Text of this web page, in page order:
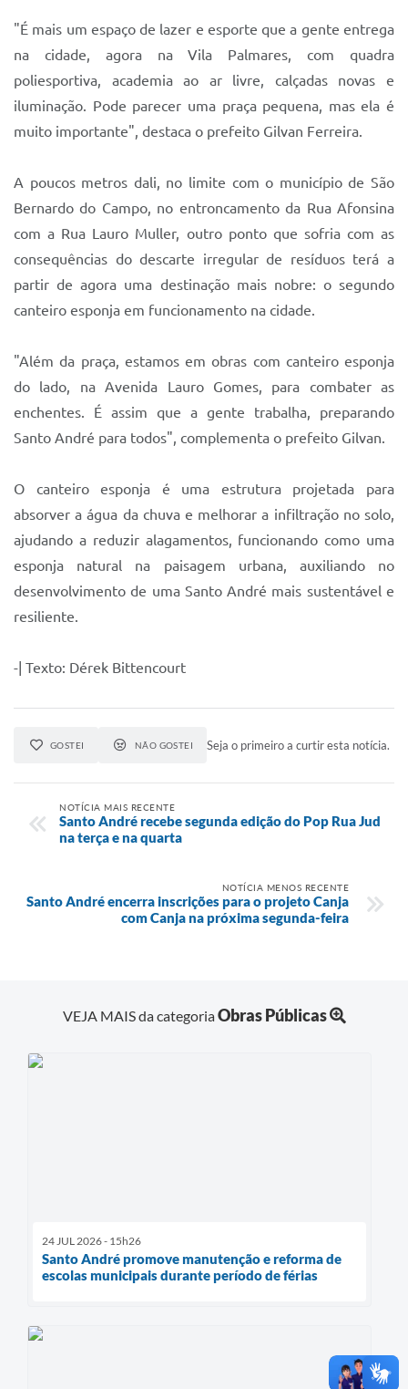
"É mais um espaço de lazer e esporte que a gente entrega
na cidade, agora na Vila Palmares, com quadra
poliesportiva, academia ao ar livre, calçadas novas e
iluminação. Pode parecer uma praça pequena, mas ela é
muito importante", destaca o prefeito Gilvan Ferreira.
A poucos metros dali, no limite com o município de São
Bernardo do Campo, no entroncamento da Rua Afonsina
com a Rua Lauro Muller, outro ponto que sofria com as
consequências do descarte irregular de resíduos terá a
partir de agora uma destinação mais nobre: o segundo
canteiro esponja em funcionamento na cidade.
"Além da praça, estamos em obras com canteiro esponja
do lado, na Avenida Lauro Gomes, para combater as
enchentes. É assim que a gente trabalha, preparando
Santo André para todos", complementa o prefeito Gilvan.
O canteiro esponja é uma estrutura projetada para
absorver a água da chuva e melhorar a infiltração no solo,
ajudando a reduzir alagamentos, funcionando como uma
esponja natural na paisagem urbana, auxiliando no
desenvolvimento de uma Santo André mais sustentável e
resiliente.
-| Texto: Dérek Bittencourt
GOSTEI NÃO GOSTEI Seja o primeiro a curtir esta notícia.
NOTÍCIA MAIS RECENTE
Santo André recebe segunda edição do Pop Rua Jud
na terça e na quarta
NOTÍCIA MENOS RECENTE
Santo André encerra inscrições para o projeto Canja
com Canja na próxima segunda-feira
VEJA MAIS da categoriaObras Públicas
24 JUL 2026 - 15h26
Santo André promove manutenção e reforma de
escolas municipais durante período de férias